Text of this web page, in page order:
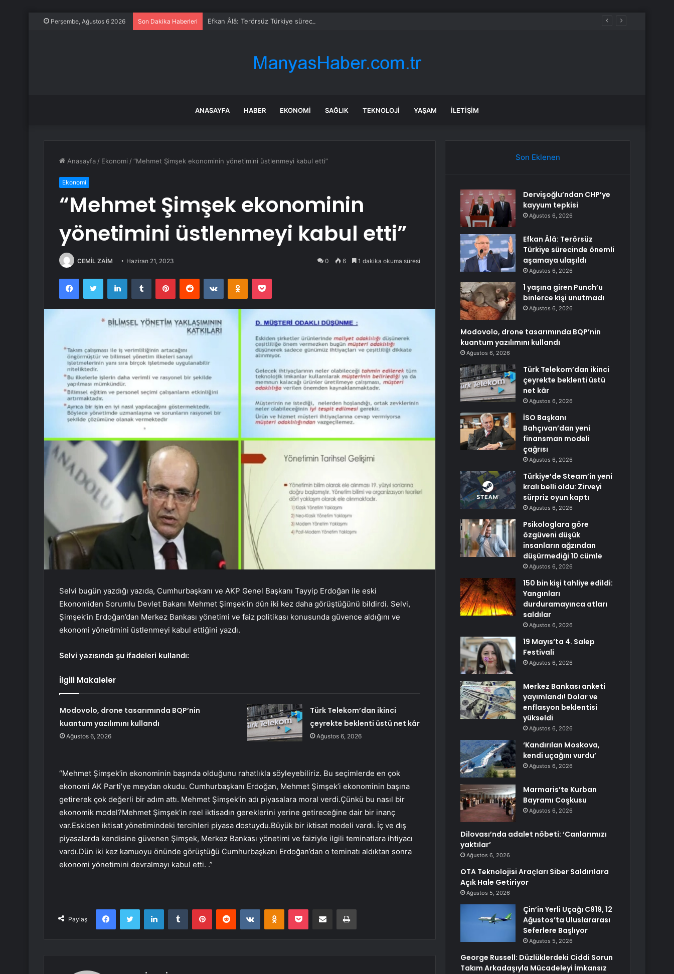
Perşembe, Ağustos 6 2026 Son Dakika Haberleri Efkan Âlâ: Terörsüz Türkiye sürecinde önemli aşamaya ulaşıldı
ANASAYFA HABER EKONOMI SAĞLIK TEKNOLOJI YAŞAM İLETIŞIM
Anasayfa / Ekonomi /“Mehmet Şimşek ekonominin yönetimini üstlenmeyi kabul etti”
Ekonomi
“Mehmet Şimşek ekonominin
yönetimini üstlenmeyi kabul etti”
CEMİL ZAİM Haziran 21, 2023 0 6 1 dakika okuma süresi
FacebookTwitter LinkedInTumblr PinterestReddit VKontakteOdnoklassniki
Pocket
Selvi bugün yazdığı yazıda, Cumhurbaşkanı ve AKP Genel Başkanı Tayyip Erdoğan ile eski
Ekonomiden Sorumlu Devlet Bakanı Mehmet Şimşek’in dün iki kez daha görüştüğünü bildirdi. Selvi,
Şimşek’in Erdoğan’dan Merkez Bankası yönetimi ve faiz politikası konusunda güvence aldığını ve
ekonomi yönetimini üstlenmeyi kabul ettiğini yazdı.
Selvi yazısında şu ifadeleri kullandı:
İlgili Makaleler
Modovolo, drone tasarımında BQP’nin
kuantum yazılımını kullandı
Ağustos 6, 2026
Türk Telekom’dan ikinci
çeyrekte beklenti üstü net kâr
Ağustos 6, 2026
“Mehmet Şimşek’in ekonominin başında olduğunu rahatlıkla söyleyebiliriz. Bu seçimlerde en çok
ekonomi AK Parti’ye meydan okudu. Cumhurbaşkanı Erdoğan, Mehmet Şimşek’i ekonominin başına
getirerek çok değerli bir adım attı. Mehmet Şimşek’in adı piyasalara moral verdi.Çünkü bu nasıl bir
ekonomik model?Mehmet Şimşek’in reel iktisadın gereklerini yerine getireceğine dair bir inanç
var.Eskiden iktisat yönetimindeki tercihleri ​​piyasa dostuydu.Büyük bir iktisat modeli vardı. İç ve dış
piyasalarda kendisine güvenen Şimşek, Merkez Bankası yönetimi ve faiziyle ilgili teminatlara ihtiyacı
vardı.Dün iki kez kamuoyu önünde görüştüğü Cumhurbaşkanı Erdoğan’dan o teminatı aldıktan sonra
ekonomi yönetimini devralmayı kabul etti. .”
Paylaş
FacebookTwitter LinkedInTumblr PinterestReddit VKontakteOdnoklassniki
Pocket E-Posta ile paylaş Yazdır
Son Eklenen
Dervişoğlu’ndan CHP’ye
kayyum tepkisi
Ağustos 6, 2026
Efkan Âlâ: Terörsüz
Türkiye sürecinde önemli
aşamaya ulaşıldı
Ağustos 6, 2026
1 yaşına giren Punch’u
binlerce kişi unutmadı
Ağustos 6, 2026
Modovolo, drone tasarımında BQP’nin
kuantum yazılımını kullandı
Ağustos 6, 2026
Türk Telekom’dan ikinci
çeyrekte beklenti üstü
net kâr
Ağustos 6, 2026
İSO Başkanı
Bahçıvan’dan yeni
finansman modeli
çağrısı
Ağustos 6, 2026
Türkiye’de Steam’in yeni
kralı belli oldu: Zirveyi
sürpriz oyun kaptı
Ağustos 6, 2026
Psikologlara göre
özgüveni düşük
insanların ağzından
düşürmediği 10 cümle
Ağustos 6, 2026
150 bin kişi tahliye edildi:
Yangınları
durduramayınca atları
saldılar
Ağustos 6, 2026
19 Mayıs’ta 4. Salep
Festivali
Ağustos 6, 2026
Merkez Bankası anketi
yayımlandı! Dolar ve
enflasyon beklentisi
yükseldi
Ağustos 6, 2026
‘Kandırılan Moskova,
kendi uçağını vurdu’
Ağustos 6, 2026
Marmaris’te Kurban
Bayramı Coşkusu
Ağustos 6, 2026
Dilovası’nda adalet nöbeti: ‘Canlarımızı
yaktılar’
Ağustos 6, 2026
OTA Teknolojisi Araçları Siber Saldırılara
Açık Hale Getiriyor
Ağustos 5, 2026
Çin’in Yerli Uçağı C919, 12
Ağustos’ta Uluslararası
Seferlere Başlıyor
Ağustos 5, 2026
George Russell: Düzlüklerdeki Ciddi Sorun
Takım Arkadaşıyla Mücadeleyi İmkansız